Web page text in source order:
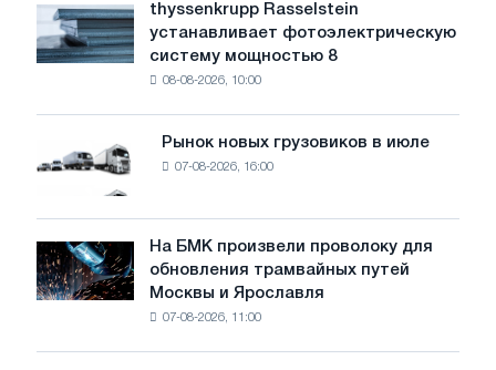
воды
угрожает
безопасности
thyssenkrupp
Rasselstein
устанавливает
фотоэлектрическую
достижения
целей
обезуглероживания
thyssenkrupp Rasselstein
устанавливает фотоэлектрическую
систему мощностью 8
08-08-2026, 10:00
Рынок
новых
грузовиков
в
июле
Рынок новых грузовиков в июле
07-08-2026, 16:00
На
БМК
произвели
На БМК произвели проволоку для
обновления трамвайных путей
Москвы и Ярославля
07-08-2026, 11:00